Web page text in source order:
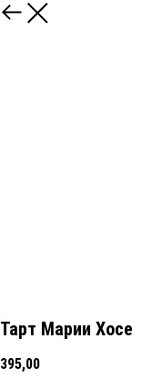
Тарт Марии Хосе
395,00